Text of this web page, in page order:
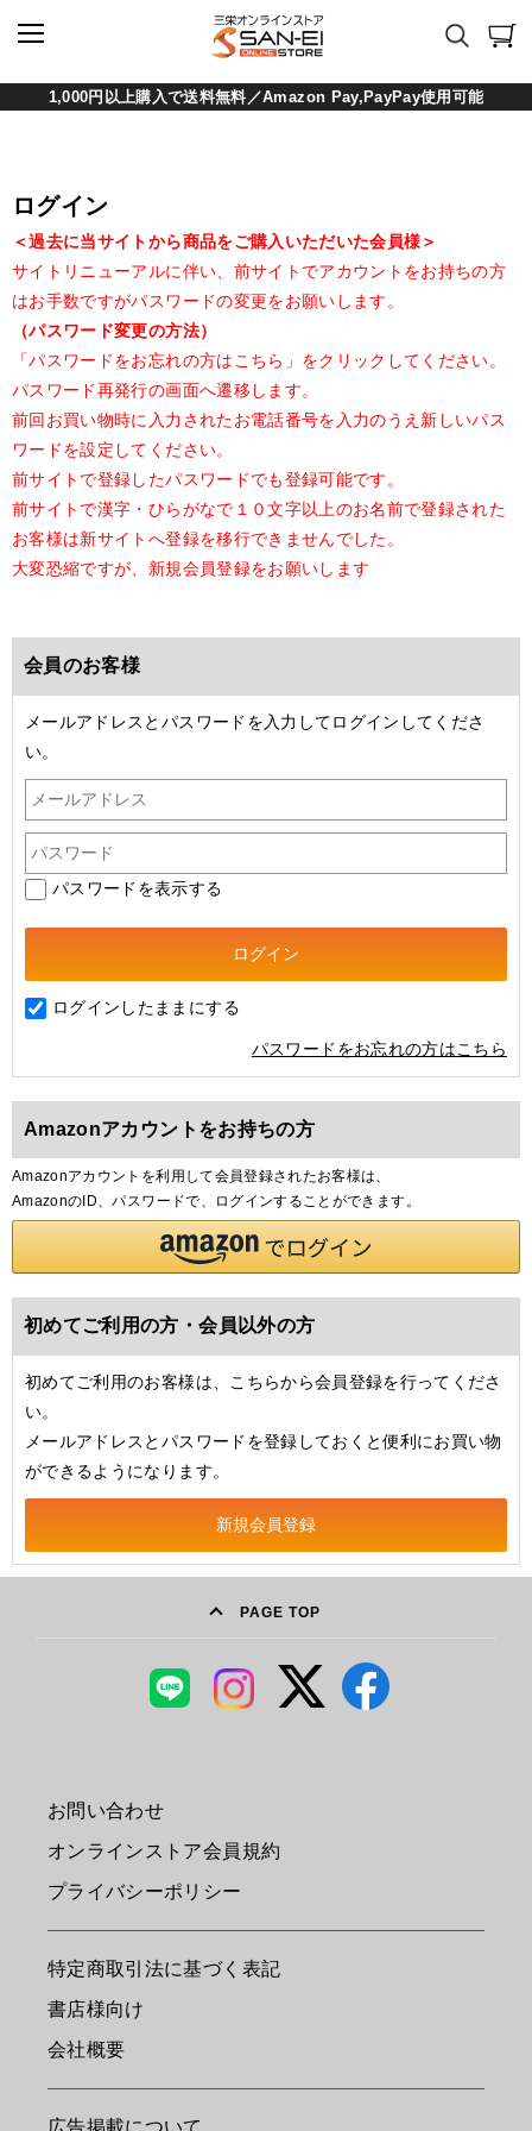
1,000円以上購入で送料無料／Amazon Pay,PayPay使用可能
ログイン
＜過去に当サイトから商品をご購入いただいた会員様＞
サイトリニューアルに伴い、前サイトでアカウントをお持ちの方
はお手数ですがパスワードの変更をお願いします。
（パスワード変更の方法）
「パスワードをお忘れの方はこちら」をクリックしてください。
パスワード再発行の画面へ遷移します。
前回お買い物時に入力されたお電話番号を入力のうえ新しいパス
ワードを設定してください。
前サイトで登録したパスワードでも登録可能です。
前サイトで漢字・ひらがなで１０文字以上のお名前で登録された
お客様は新サイトへ登録を移行できませんでした。
大変恐縮ですが、新規会員登録をお願いします
会員のお客様
メールアドレスとパスワードを入力してログインしてくださ
い。
パスワードを表示する
ログインしたままにする
パスワードをお忘れの方はこちら
Amazonアカウントをお持ちの方
Amazonアカウントを利用して会員登録されたお客様は、
AmazonのID、パスワードで、ログインすることができます。
初めてご利用の方・会員以外の方
初めてご利用のお客様は、こちらから会員登録を行ってくださ
い。
メールアドレスとパスワードを登録しておくと便利にお買い物
ができるようになります。
PAGE TOP
お問い合わせ
オンラインストア会員規約
プライバシーポリシー
特定商取引法に基づく表記
書店様向け
会社概要
広告掲載について